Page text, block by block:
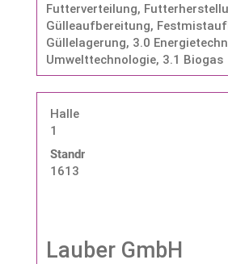
Futterverteilung,
Gülleaufbereitung,
Güllelagerung, 3.0
Umwelttechnologie, 3.1 Biogas
Halle
1
Standnummer:
1613
Lauber GmbH